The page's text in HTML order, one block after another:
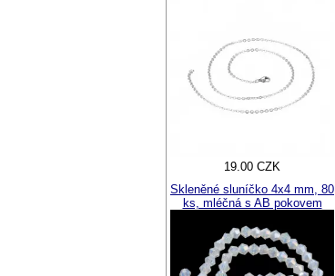
19.00 CZK
Skleněné sluníčko 4x4 mm, 80
ks, mléčná s AB pokovem